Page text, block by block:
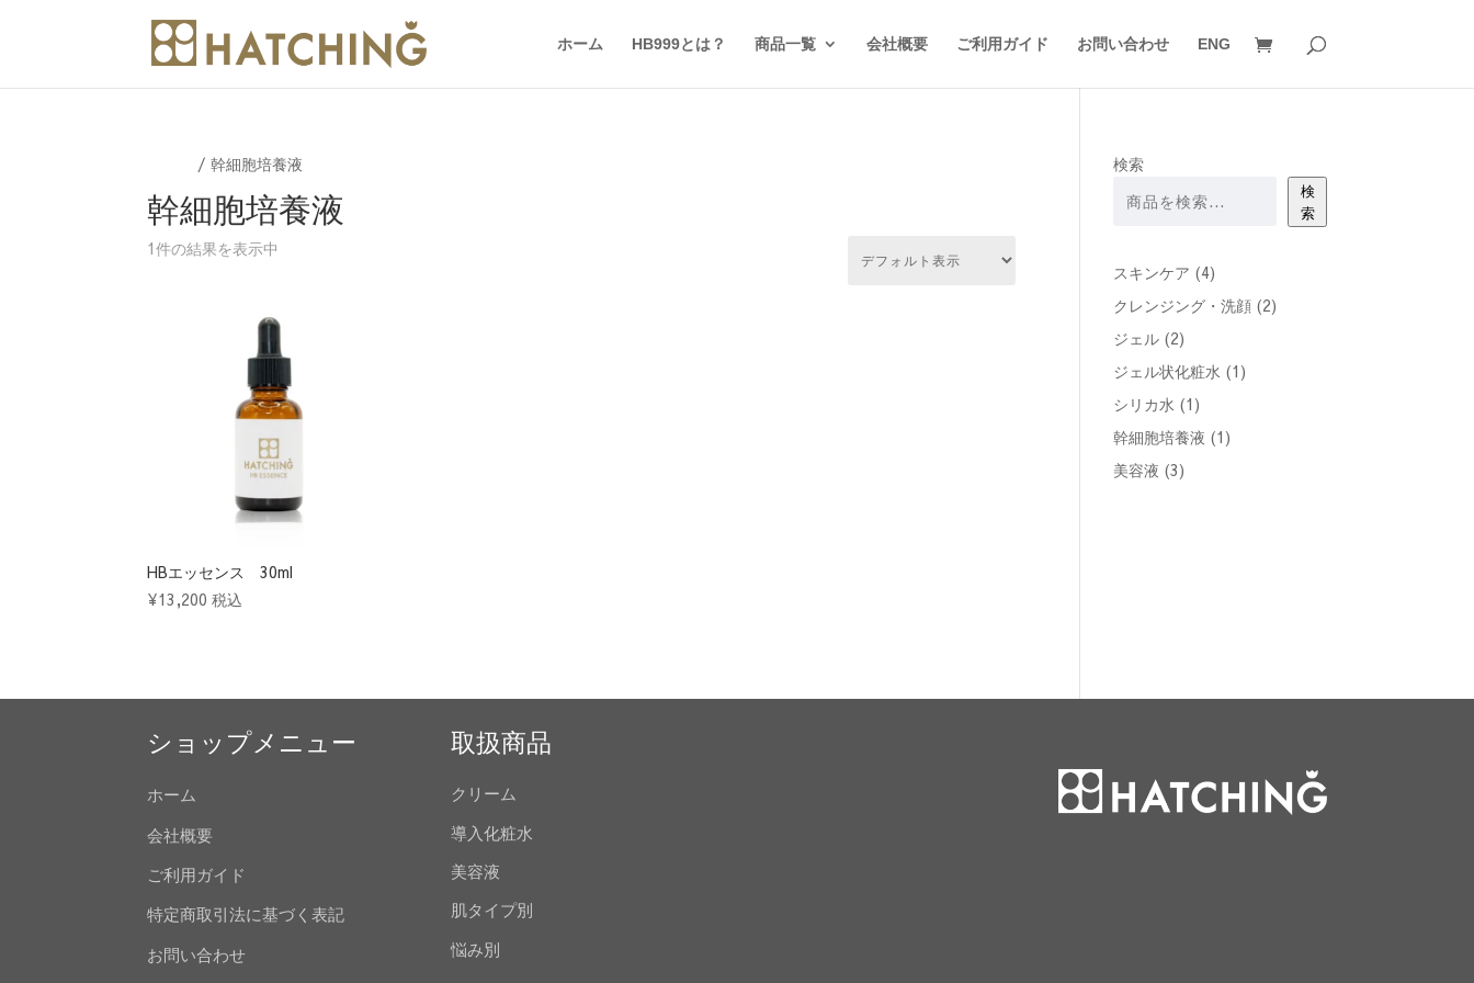
ホーム HB999とは？ 商品一覧 会社概要 ご利用ガイド お問い合わせ ENG
/ 幹細胞培養液
幹細胞培養液
1件の結果を表示中
HBエッセンス 30ml
¥13,200 税込
検索
検
索
スキンケア 44
個
品
クレンジング・洗顔 22
ジェル 22
個
商
品
ジェル状化粧水 11
シリカ水 11
個
幹細胞培養液 11
美容液 33
ショップメニュー
ホーム
会社概要
ご利用ガイド
特定商取引法に基づく表記
お問い合わせ
取扱商品
クリーム
導入化粧水
美容液
肌タイプ別
悩み別